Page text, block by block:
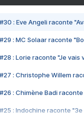
#30 : Eve Angeli raconte
#29 : MC Solaar raconte
#28 : Lorie raconte "Je vais
#27 : Christophe Willem
#26 : Chimène Badi
#25 : Indochine raconte